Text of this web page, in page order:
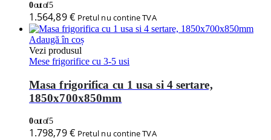
0out of 5
1.564,89€ Pretul nu contine TVA
Adaugă în coș
Vezi produsul
Mese frigorifice cu 3-5 usi
Masa frigorifica cu 1 usa si 4 sertare,
1850x700x850mm
0out of 5
1.798,79€ Pretul nu contine TVA